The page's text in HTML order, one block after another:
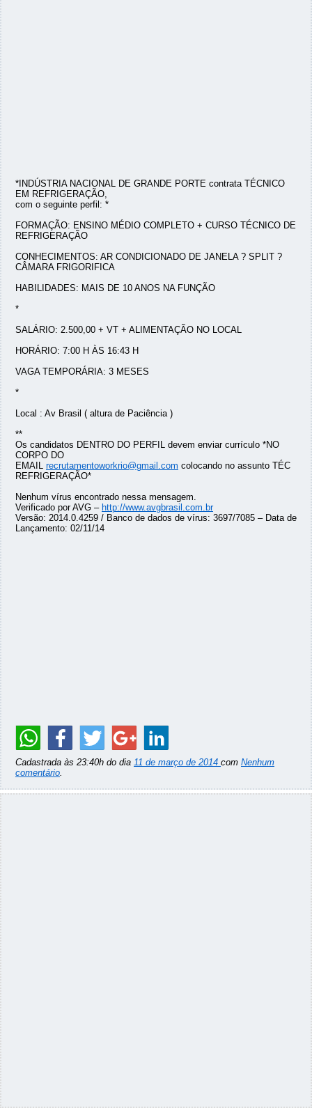
*INDÚSTRIA NACIONAL DE GRANDE PORTE contrata TÉCNICO
EM REFRIGERAÇÃO,
com o seguinte perfil: *
FORMAÇÃO: ENSINO MÉDIO COMPLETO + CURSO TÉCNICO DE
REFRIGERAÇÃO
CONHECIMENTOS: AR CONDICIONADO DE JANELA ? SPLIT ?
CÂMARA FRIGORIFICA
HABILIDADES: MAIS DE 10 ANOS NA FUNÇÃO
*
SALÁRIO: 2.500,00 + VT + ALIMENTAÇÃO NO LOCAL
HORÁRIO: 7:00 H ÀS 16:43 H
VAGA TEMPORÁRIA: 3 MESES
*
Local : Av Brasil ( altura de Paciência )
**
Os candidatos DENTRO DO PERFIL devem enviar currículo *NO
CORPO DO
EMAIL recrutamentoworkrio@gmail.com colocando no assunto TÉC
REFRIGERAÇÃO*
Nenhum vírus encontrado nessa mensagem.
Verificado por AVG – http://www.avgbrasil.com.br
Versão: 2014.0.4259 / Banco de dados de vírus: 3697/7085 – Data de
Lançamento: 02/11/14
Cadastrada às 23:40h do dia 11 de março de 2014 com Nenhum
comentário.